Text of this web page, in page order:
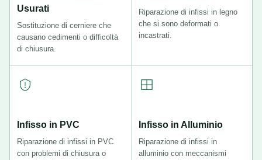
Usurati
Sostituzione di cerniere che
causano cedimenti o difficoltà
di chiusura.
Riparazione di infissi in legno
che si sono deformati o
incastrati.
Infisso in PVC
Riparazione di infissi in PVC
con problemi di chiusura o
Infisso in Alluminio
Riparazione di infissi in
alluminio con meccanismi